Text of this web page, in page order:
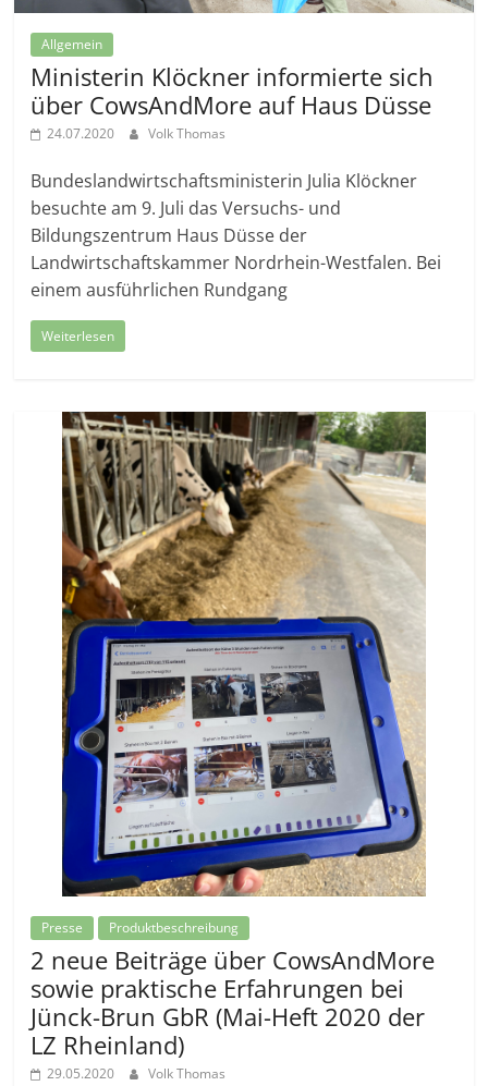
Allgemein
Ministerin Klöckner informierte sich
über CowsAndMore auf Haus Düsse
24.07.2020 Volk Thomas
Bundeslandwirtschaftsministerin Julia Klöckner
besuchte am 9. Juli das Versuchs- und
Bildungszentrum Haus Düsse der
Landwirtschaftskammer Nordrhein-Westfalen. Bei
einem ausführlichen Rundgang
Weiterlesen
Presse Produktbeschreibung
2 neue Beiträge über CowsAndMore
sowie praktische Erfahrungen bei
Jünck-Brun GbR (Mai-Heft 2020 der
LZ Rheinland)
29.05.2020 Volk Thomas